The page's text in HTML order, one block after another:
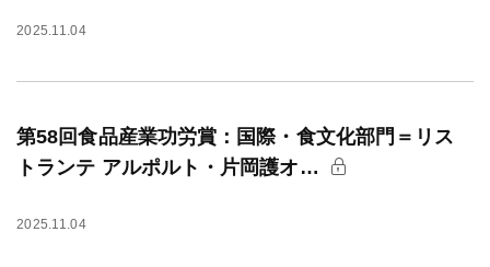
2025.11.04
第58回食品産業功労賞：国際・食文化部門＝リス
トランテ アルポルト・片岡護オ…
2025.11.04